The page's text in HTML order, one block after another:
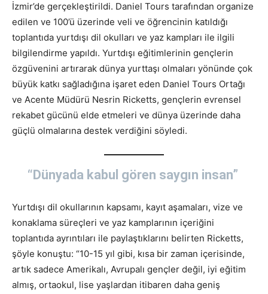
İzmir’de gerçekleştirildi. Daniel Tours tarafından organize
edilen ve 100’ü üzerinde veli ve öğrencinin katıldığı
toplantıda yurtdışı dil okulları ve yaz kampları ile ilgili
bilgilendirme yapıldı. Yurtdışı eğitimlerinin gençlerin
özgüvenini artırarak dünya yurttaşı olmaları yönünde çok
büyük katkı sağladığına işaret eden Daniel Tours Ortağı
ve Acente Müdürü Nesrin Ricketts, gençlerin evrensel
rekabet gücünü elde etmeleri ve dünya üzerinde daha
güçlü olmalarına destek verdiğini söyledi.
“Dünyada kabul gören saygın insan”
Yurtdışı dil okullarının kapsamı, kayıt aşamaları, vize ve
konaklama süreçleri ve yaz kamplarının içeriğini
toplantıda ayrıntıları ile paylaştıklarını belirten Ricketts,
şöyle konuştu: “10-15 yıl gibi, kısa bir zaman içerisinde,
artık sadece Amerikalı, Avrupalı gençler değil, iyi eğitim
almış, ortaokul, lise yaşlardan itibaren daha geniş